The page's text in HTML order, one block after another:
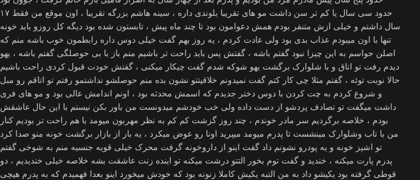
حدود سی سال یا کم تر سن داشت مو های تقریبا بلوندی داره ، سینه هاشم بزرگه تقریبا ، اون موقع من فقط ۱۷
سال داشتم و خیلی ازش متنفر بودم همش دعوامون بود تا چند ماه پیش ، تابستون شده بود دیگه کل روزو باید خونه
تنها با اون میبودم عذاب بدی بود ولی عادت کردم ، یه روز بهم گفت خیلی دوس داره رابطمون خوب باشه منم که
اصلن حواسم به این چیزا نبود گفتم باشه ، گفتش پس باید راحت تر باشیم منم باز با بی حوصلگی گفتم باشه ، یهو
دیدم رفت تو اتاق و با شلوارک برگشت یهو شوکه شدم گفت چیکار میکنی ، گفتش خودت قبول کردی راحت باشیم
حالا نوبت توئه ، گفتم مثلا چی کار کتم گفت نمیدونم خلاقیتتو نشون بده منم حوصلشو نداشتمو رفتم تو اتاقم رو مبل
و شروع کردم به چت کردن با دوس دختر جدیدم که اسمش محدثه بود ، اونم اندامش عالی بود و مو های فری
داشت میگفت تو تصادف پردشو از دست داده ولی خب خودشم میدونست من باور بکن نیستم با این حال عاشقش
بودم ، خلاصه برگردیم سر مادر خوندم ، چند روز گزشت کم کم به نظر مهربون میومد با هم راحت تر بودیم کنار
من با تاب وشلوارک مینشست تا پدرم میومد میپرید اونا رو عوض میکرد ، یه بار از بازار برگشت خونه منو صدا کرد
تو اشپز خونه و یه پودرو نشونم داد گفت اینو از داروخونه گرفت محرک خیلی قویه جنسیه منم به شوخی گفتم
پدرم پارت میکنه ، خندید و گفت توم بخور التتو درشت میکنه تو اینده زنت عاشقت بشه خلاصه خیلی خندیدیم ، دو
قوطی گرفته بود یکیشو داد به من التبه یکیش کاملا زنونه بود که خودش میخورد اینو بعدا فهمیدم که به پدرم هیچی